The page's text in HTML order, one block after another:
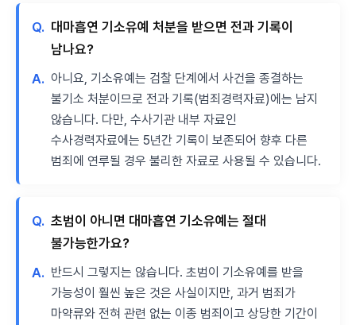
Q. 대마흡연 기소유예 처분을 받으면 전과 기록이
남나요?
A. 아니요, 기소유예는 검찰 단계에서 사건을 종결하는
불기소 처분이므로 전과 기록(범죄경력자료)에는 남지
않습니다. 다만, 수사기관 내부 자료인
수사경력자료에는 5년간 기록이 보존되어 향후 다른
범죄에 연루될 경우 불리한 자료로 사용될 수 있습니다.
Q. 초범이 아니면 대마흡연 기소유예는 절대
불가능한가요?
A. 반드시 그렇지는 않습니다. 초범이 기소유예를 받을
가능성이 훨씬 높은 것은 사실이지만, 과거 범죄가
마약류와 전혀 관련 없는 이종 범죄이고 상당한 기간이